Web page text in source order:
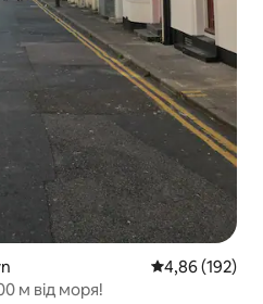
Середня
4,86 (192)
м від моря!